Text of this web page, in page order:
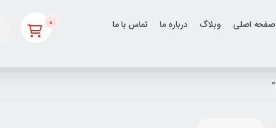
صفحه اصلی وبلاگ درباره ما تماس با ما 0